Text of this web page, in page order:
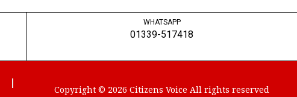
WHATSAPP
01339-517418
Copyright © 2026 Citizens Voice All rights reserved